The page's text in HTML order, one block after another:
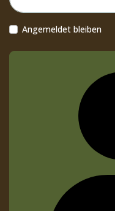
Angemeldet bleiben